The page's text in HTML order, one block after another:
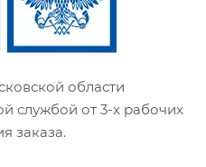
области
службой от 3-х рабочих
заказа.